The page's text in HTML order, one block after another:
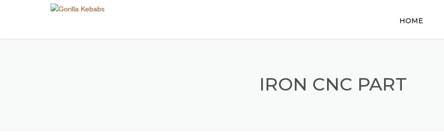
HOME
IRON CNC PART